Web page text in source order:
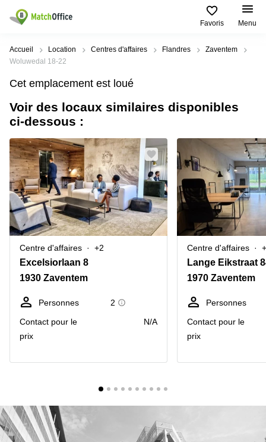
Favoris Menu
Rechercher / publier
Types
d'espaces
Bureaux
Centre
d’affaires
Coworking
Salles
de
réunion
Bureau
virtuel
Villes
Populaires
Alost
Anvers
Bruges
Bruxelles
Bruxelles
Aeroport
Gand
Hasselt
la
Neuve
Wallonie
Recherches
populaires
Bureau
a louer
Bureau à
louer
Bruxelles
Bureau
a louer
Gand
Bureau
à louer
Liège
Centre
Anvers
Centre
d'affaires
Gand
Centre
Coworking
Ixelles
Aide
Qui sommes-nous?
Publier un bureau
Prix
Connexion
Choisissez une langue
flamand
Accueil Location Centres d'affaires Flandres
Zaventem
Woluwedal 18-22
Cet emplacement est loué
Voir des locaux similaires disponibles
ci-dessous :
Centre d'affaires +2
Excelsiorlaan 8
1930 Zaventem
Personnes
2
Contact pour le
prix
N/A
Centre d'affaires
Lange Eikstraat
1970 Zaventem
Personnes
Contact pour le
prix